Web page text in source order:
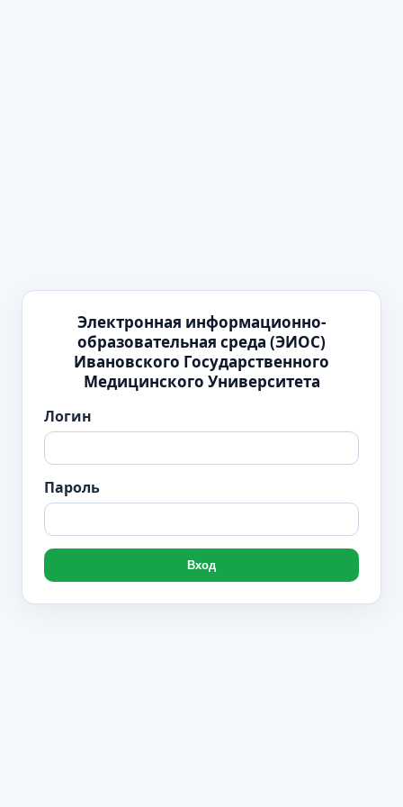
Электронная информационно-
образовательная среда (ЭИОС)
Ивановского Государственного
Медицинского Университета
Логин
Пароль
Вход